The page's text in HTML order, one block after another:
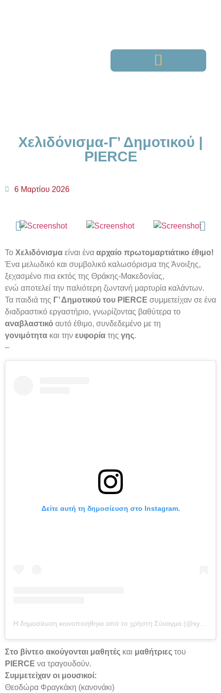
Χελιδόνισμα-Γ’ Δημοτικού |
PIERCE
6 Μαρτίου 2026
Το Χελιδόνισμα είναι ένα αρχαίο πρωτομαρτιάτικο έθιμο!
Ένα μελωδικό και συμβολικό καλωσόρισμα της Άνοιξης,
ξεχασμένο πια εκτός της Θράκης-Μακεδονίας,
ενώ αποτελεί την παλιότερη ζωντανή μαρτυρία καλάντων.
Τα παιδιά της Γ’ Δημοτικού του PIERCE συμμετείχαν σε ένα
διαδραστικό εργαστήριο, γνωρίζοντας βαθύτερα το
αναβλαστικό αυτό έθιμο, συνδεδεμένο με τη
γονιμότητα και την ευφορία της γης.
–
Δείτε αυτή τη δημοσίευση στο Instagram.
Στο βίντεο ακούγονται μαθητές και μαθήτριες του
PIERCE να τραγουδούν.
Συμμετείχαν οι μουσικοί:
Θεοδώρα Φραγκάκη (κανονάκι)